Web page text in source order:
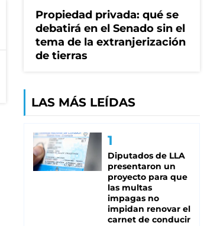
Propiedad privada: qué se
debatirá en el Senado sin el
tema de la extranjerización
de tierras
LAS MÁS LEÍDAS
Diputados de LLA
presentaron un
proyecto para que
las multas
impagas no
impidan renovar el
carnet de conducir